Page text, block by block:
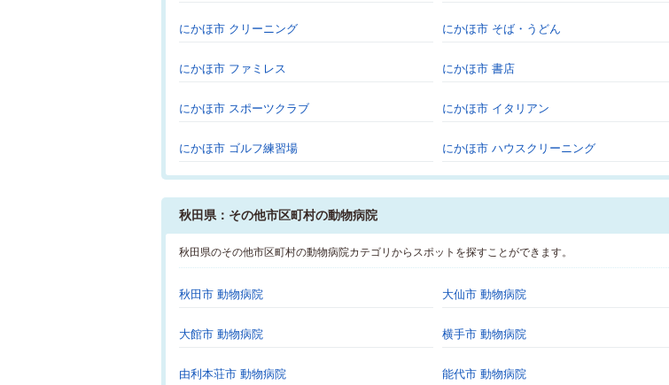
にかほ市 クリーニング にかほ市 そば・うどん
にかほ市 ファミレス にかほ市 書店
にかほ市 スポーツクラブ にかほ市 イタリアン
にかほ市 ゴルフ練習場 にかほ市 ハウスクリーニング
秋田県：その他市区町村の動物病院
秋田県のその他市区町村の動物病院カテゴリからスポットを探すことができます。
秋田市 動物病院 大仙市 動物病院
大館市 動物病院 横手市 動物病院
由利本荘市 動物病院 能代市 動物病院